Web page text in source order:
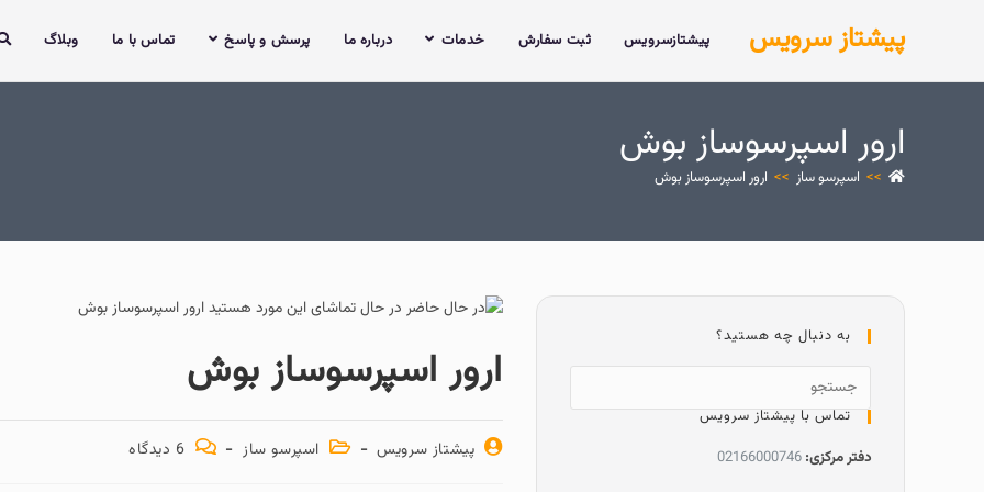
پیشتاز سرویس پیشتازسرویس ثبت سفارش خدمات درباره ما پرسش و پاسخ تماس با ما وبلاگ
ارور اسپرسوساز بوش
>> اسپرسو ساز >> ارور اسپرسوساز بوش
ارور اسپرسوساز بوش
پیشتاز سرویس اسپرسو ساز 6 دیدگاه‌
به دنبال چه هستید؟
تماس با پیشتاز سرویس
دفتر مرکزی: 02166000746